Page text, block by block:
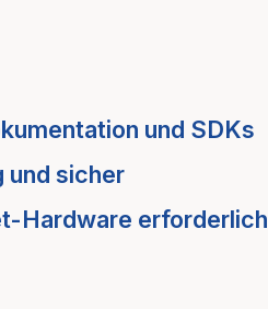
und SDKs
und sicher
Hardware erforderlich